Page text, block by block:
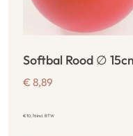
Softbal Rood ∅
€ 8,89
€10,76incl. BTW